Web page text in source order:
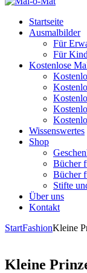
Startseite
Ausmalbilder
Für
Für
Kostenlose
Wissenswertes
Shop
Bücher
Bücher
Stifte
Über uns
Kontakt
StartFashionKleine
Kleine